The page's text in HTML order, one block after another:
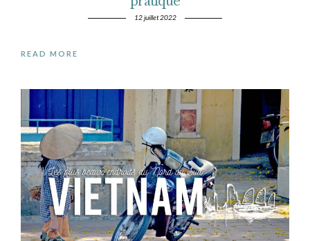
12 juillet 2022
READ MORE